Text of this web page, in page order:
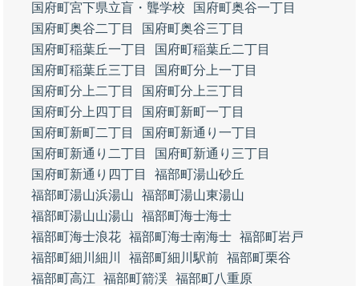
国府町宮下県立盲・聾学校
国府町奥谷一丁目
国府町奥谷二丁目
国府町奥谷三丁目
国府町稲葉丘一丁目
国府町稲葉丘二丁目
国府町稲葉丘三丁目
国府町分上一丁目
国府町分上二丁目
国府町分上三丁目
国府町分上四丁目
国府町新町一丁目
国府町新町二丁目
国府町新通り一丁目
国府町新通り二丁目
国府町新通り三丁目
国府町新通り四丁目
福部町湯山砂丘
福部町湯山浜湯山
福部町湯山東湯山
福部町湯山山湯山
福部町海士海士
福部町海士浪花 福部町海士南海士 福部町岩戸
福部町細川細川
福部町細川駅前 福部町栗谷
福部町高江
福部町箭渓 福部町八重原